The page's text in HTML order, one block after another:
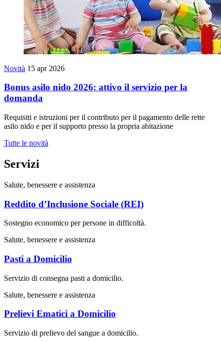
Novità 15 apr 2026
Bonus asilo nido 2026: attivo il servizio per la
domanda
Requisiti e istruzioni per il contributo per il pagamento delle rette
asilo nido e per il supporto presso la propria abitazione
Tutte le novità
Servizi
Salute, benessere e assistenza
Reddito d’Inclusione Sociale (REI)
Sostegno economico per persone in difficoltà.
Salute, benessere e assistenza
Pasti a Domicilio
Servizio di consegna pasti a domicilio.
Salute, benessere e assistenza
Prelievi Ematici a Domicilio
Servizio di prelievo del sangue a domicilio.